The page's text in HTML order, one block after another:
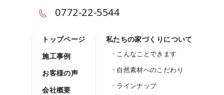
0772-22-5544
トップページ
施工事例
お客様の声
会社概要
私たちの家づくりについて
こんなことできます
自然素材へのこだわり
ラインナップ